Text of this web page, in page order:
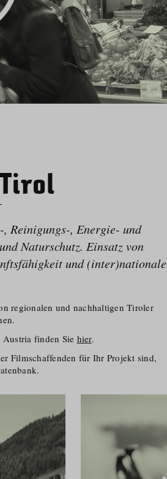
Reinigungs-, Energie- und
Naturschutz. Einsatz von
und (inter)nationale
regionalen und nachhaltigen Tiroler
Austria finden Sie hier.
Filmschaffenden für Ihr Projekt sind,